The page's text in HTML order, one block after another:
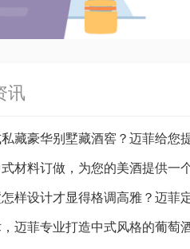
讯
藏豪华别墅藏酒窖？迈菲给您
材料订做，为您的美酒提供一
迈菲专业打造中式风格的葡萄